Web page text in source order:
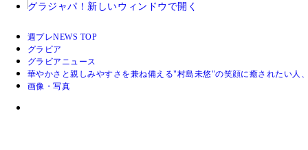
グラジャパ！ 新しいウィンドウで開く
週プレNEWS TOP
グラビア
グラビアニュース
華やかさと親しみやすさを兼ね備える"村島未悠"の笑顔に癒されたい人
画像・写真